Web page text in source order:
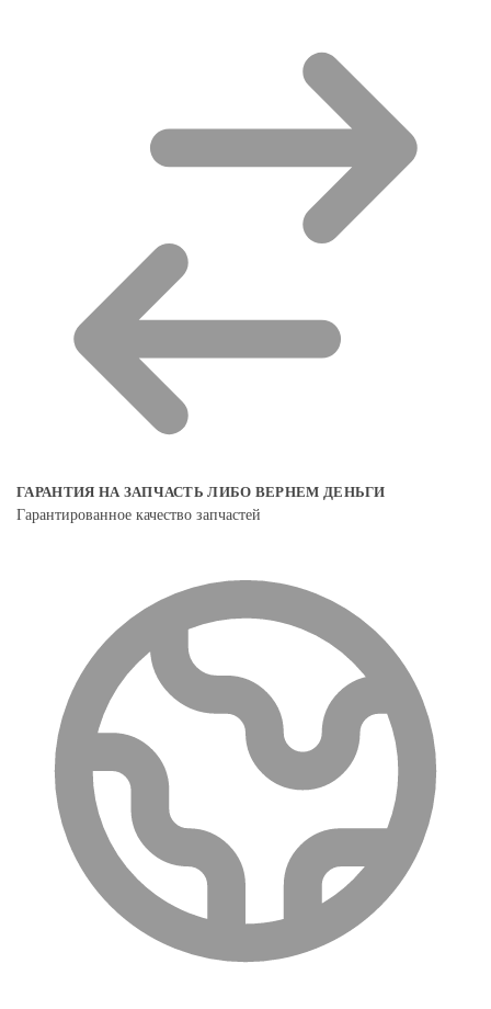
ГАРАНТИЯ НА ЗАПЧАСТЬ ЛИБО ВЕРНЕМ ДЕНЬГИ
Гарантированное качество запчастей